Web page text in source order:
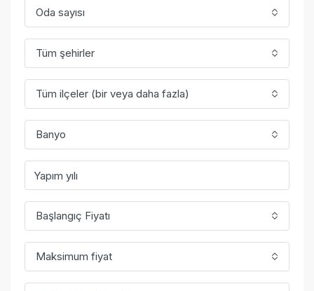
Oda sayısı
Tüm şehirler
Tüm ilçeler (bir veya daha fazla)
Banyo
Başlangıç Fiyatı
Maksimum fiyat